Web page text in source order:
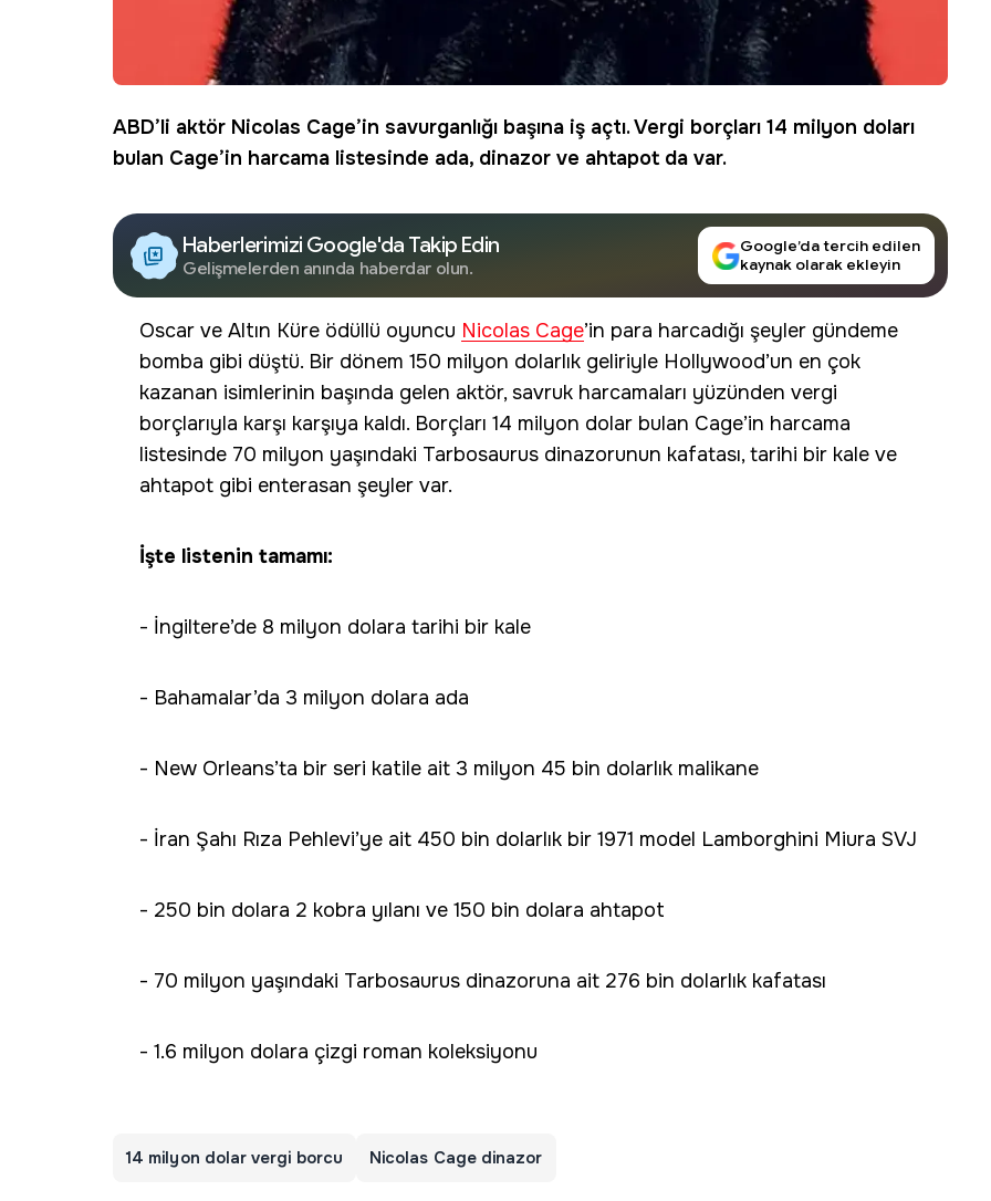
ABD’li aktör Nicolas Cage’in savurganlığı başına iş açtı. Vergi borçları 14 milyon doları
bulan Cage’in harcama listesinde ada, dinazor ve ahtapot da var.
Haberlerimizi Google'da Takip Edin
Gelişmelerden anında haberdar olun.
Google’da tercih edilen
kaynak olarak ekleyin
Oscar ve Altın Küre ödüllü oyuncu Nicolas Cage’in para harcadığı şeyler gündeme
bomba gibi düştü. Bir dönem 150 milyon dolarlık geliriyle Hollywood’un en çok
kazanan isimlerinin başında gelen aktör, savruk harcamaları yüzünden vergi
borçlarıyla karşı karşıya kaldı. Borçları 14 milyon dolar bulan Cage’in harcama
listesinde 70 milyon yaşındaki Tarbosaurus dinazorunun kafatası, tarihi bir kale ve
ahtapot gibi enterasan şeyler var.
İşte listenin tamamı:
- İngiltere’de 8 milyon dolara tarihi bir kale
- Bahamalar’da 3 milyon dolara ada
- New Orleans’ta bir seri katile ait 3 milyon 45 bin dolarlık malikane
- İran Şahı Rıza Pehlevi’ye ait 450 bin dolarlık bir 1971 model Lamborghini Miura SVJ
- 250 bin dolara 2 kobra yılanı ve 150 bin dolara ahtapot
- 70 milyon yaşındaki Tarbosaurus dinazoruna ait 276 bin dolarlık kafatası
- 1.6 milyon dolara çizgi roman koleksiyonu
14 milyon dolar vergi borcu Nicolas Cage dinazor